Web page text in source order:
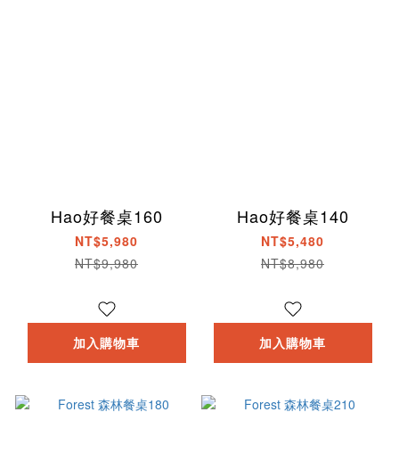
Hao好餐桌160
NT$5,980
NT$9,980
加入購物車
Hao好餐桌140
NT$5,480
NT$8,980
加入購物車